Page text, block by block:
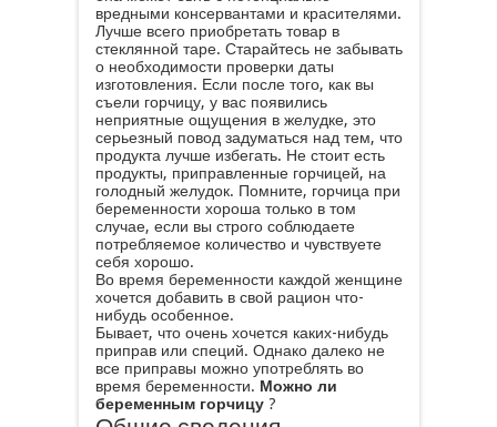
вредными консервантами и красителями.
Лучше всего приобретать товар в
стеклянной таре. Старайтесь не забывать
о необходимости проверки даты
изготовления. Если после того, как вы
съели горчицу, у вас появились
неприятные ощущения в желудке, это
серьезный повод задуматься над тем, что
продукта лучше избегать. Не стоит есть
продукты, приправленные горчицей, на
голодный желудок. Помните, горчица при
беременности хороша только в том
случае, если вы строго соблюдаете
потребляемое количество и чувствуете
себя хорошо.
Во время беременности каждой женщине
хочется добавить в свой рацион что-
нибудь особенное.
Бывает, что очень хочется каких-нибудь
приправ или специй. Однако далеко не
все приправы можно употреблять во
время беременности. Можно ли
беременным горчицу?